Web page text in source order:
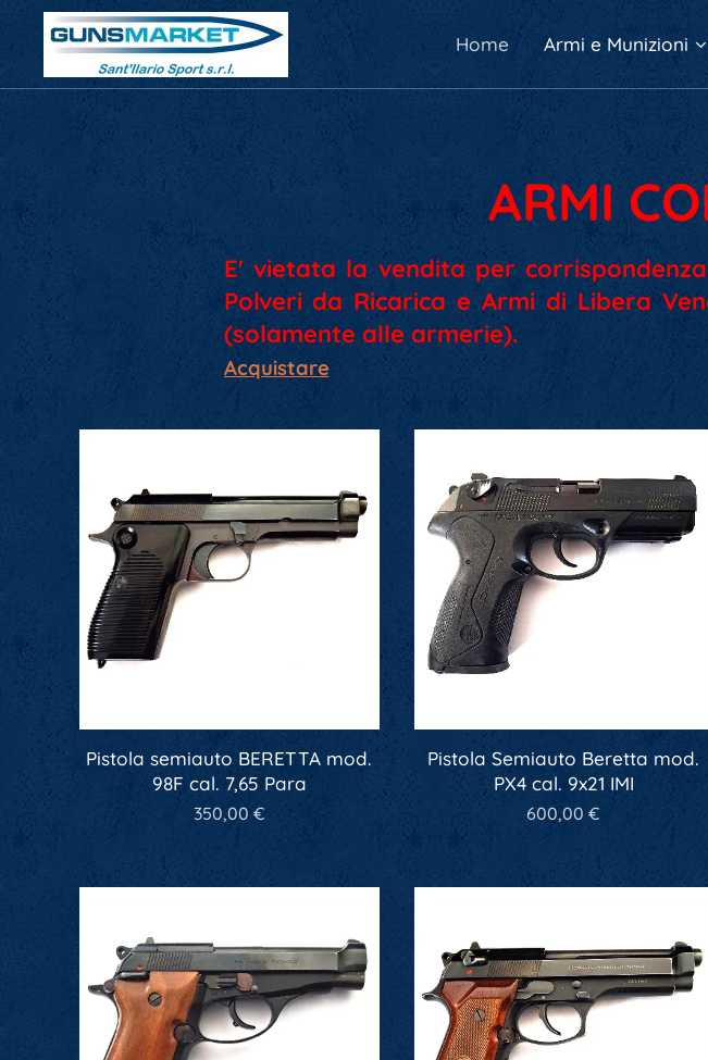
Home Armi e Munizioni
ARMI
E' vietata la vendita per
Polveri da Ricarica e Armi di Libera
(solamente alle armerie).
Acquistare
Pistola semiauto BERETTA mod.
98F cal. 7,65 Para
350,00 €
Pistola Semiauto Beretta mod.
PX4 cal. 9x21 IMI
600,00 €